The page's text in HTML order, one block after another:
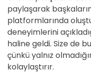
paylaşarak
platformlarında
deneyimlerini
haline geldi. Size de
çünkü yalnız
kolaylaştırır.